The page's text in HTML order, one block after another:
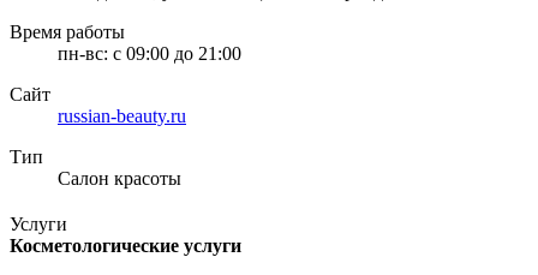
Время работы
пн-вс: с 09:00 до 21:00
Сайт
russian-beauty.ru
Тип
Салон красоты
Услуги
Косметологические услуги